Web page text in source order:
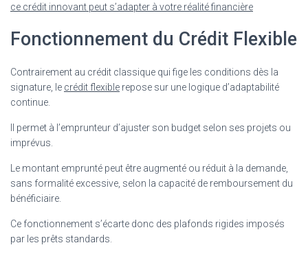
ce crédit innovant peut s’adapter à votre réalité financière
Fonctionnement du Crédit Flexible
Contrairement au crédit classique qui fige les conditions dès la
signature, le crédit flexible repose sur une logique d’adaptabilité
continue.
Il permet à l’emprunteur d’ajuster son budget selon ses projets ou
imprévus.
Le montant emprunté peut être augmenté ou réduit à la demande,
sans formalité excessive, selon la capacité de remboursement du
bénéficiaire.
Ce fonctionnement s’écarte donc des plafonds rigides imposés
par les prêts standards.